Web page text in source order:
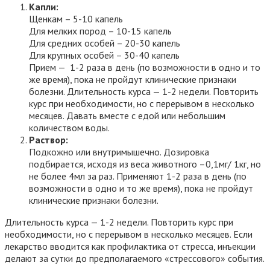
Капли:
Щенкам – 5-10 капель
Для мелких пород – 10-15 капель
Для средних особей – 20-30 капель
Для крупных особей – 30-40 капель
Прием — 1-2 раза в день (по возможности в одно и то
же время), пока не пройдут клинические признаки
болезни. Длительность курса — 1-2 недели. Повторить
курс при необходимости, но с перерывом в несколько
месяцев. Давать вместе с едой или небольшим
количеством воды.
Раствор:
Подкожно или внутримышечно. Дозировка
подбирается, исходя из веса животного –0,1мг/ 1кг, но
не более 4мл за раз. Применяют 1-2 раза в день (по
возможности в одно и то же время), пока не пройдут
клинические признаки болезни.
Длительность курса — 1-2 недели. Повторить курс при
необходимости, но с перерывом в несколько месяцев. Если
лекарство вводится как профилактика от стресса, инъекции
делают за сутки до предполагаемого «стрессового» события.